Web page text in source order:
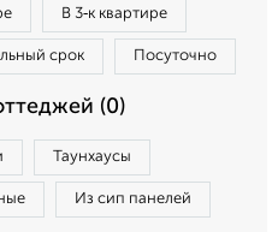
В 3‑к квартире
срок Посуточно
(0)
Таунхаусы
Из сип панелей